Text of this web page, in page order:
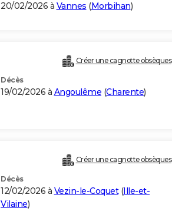
20/02/2026 à Vannes (Morbihan)
Créer une cagnotte obsèques
Décès
19/02/2026 à Angoulême (Charente)
Créer une cagnotte obsèques
Décès
12/02/2026 à Vezin-le-Coquet(Ille-et-
Vilaine)